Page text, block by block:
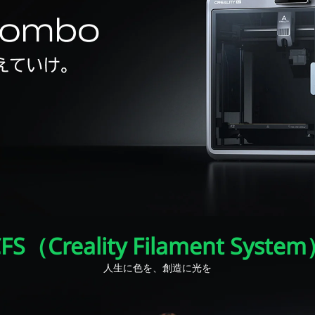
（Creality Filament System
人生に色を、創造に光を